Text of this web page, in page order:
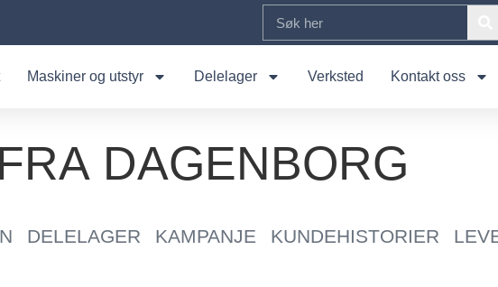
Maskiner og utstyr Delelager Verksted Kontakt oss
DAGENBORG
DELELAGER KAMPANJE KUNDEHISTORIER